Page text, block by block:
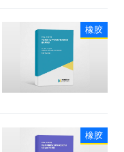
橡胶
橡胶